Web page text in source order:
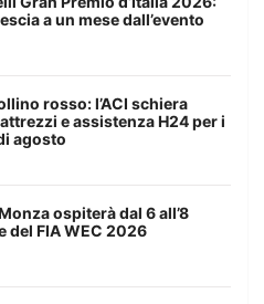
a un mese dall’evento
rosso: l’ACI schiera
e assistenza H24 per i
agosto
ospiterà dal 6 all’8
del FIA WEC 2026